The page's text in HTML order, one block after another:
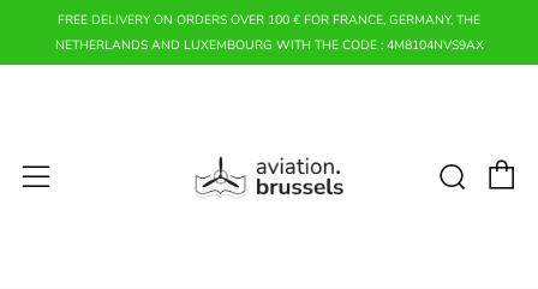
FREE DELIVERY ON ORDERS OVER 100 € FOR FRANCE, GERMANY, THE
NETHERLANDS AND LUXEMBOURG WITH THE CODE : 4M8104NVS9AX
Menu